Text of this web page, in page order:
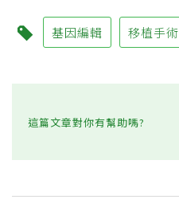
基因編輯 移植手術
這篇文章對你有幫助嗎?